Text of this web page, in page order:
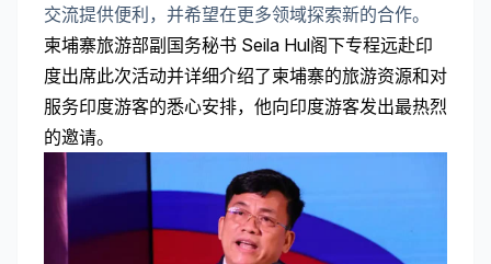
交流提供便利，并希望在更多领域探索新的合作。
柬埔寨旅游部副国务秘书 Seila Hul阁下专程远赴印
度出席此次活动并详细介绍了柬埔寨的旅游资源和对
服务印度游客的悉心安排，他向印度游客发出最热烈
的邀请。